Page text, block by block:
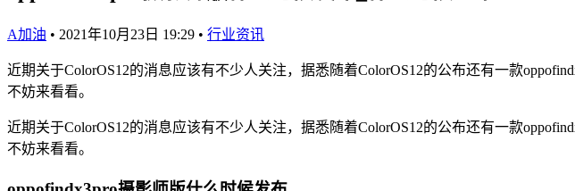
A加油 • 2021年10月23日 19:29 • 行业资讯
近期关于ColorOS12的消息应该有不少人关注，据悉随着ColorOS12的公布还有一款
不妨来看看。
近期关于ColorOS12的消息应该有不少人关注，据悉随着ColorOS12的公布还有一款
不妨来看看。